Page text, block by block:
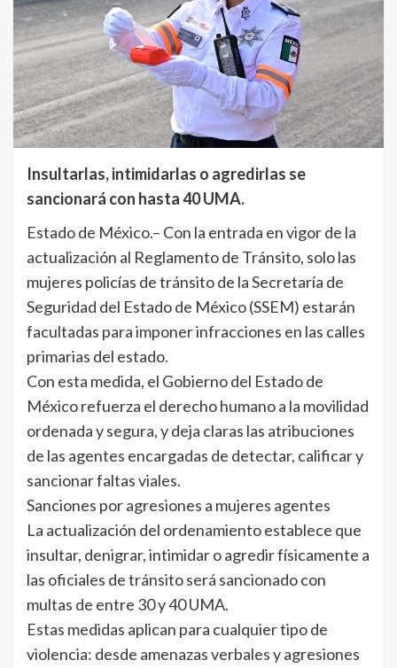
Insultarlas, intimidarlas o agredirlas se
sancionará con hasta 40 UMA.
Estado de México.– Con la entrada en vigor de la
actualización al Reglamento de Tránsito, solo las
mujeres policías de tránsito de la Secretaría de
Seguridad del Estado de México (SSEM) estarán
facultadas para imponer infracciones en las calles
primarias del estado.
Con esta medida, el Gobierno del Estado de
México refuerza el derecho humano a la movilidad
ordenada y segura, y deja claras las atribuciones
de las agentes encargadas de detectar, calificar y
sancionar faltas viales.
Sanciones por agresiones a mujeres agentes
La actualización del ordenamiento establece que
insultar, denigrar, intimidar o agredir físicamente a
las oficiales de tránsito será sancionado con
multas de entre 30 y 40 UMA.
Estas medidas aplican para cualquier tipo de
violencia: desde amenazas verbales y agresiones